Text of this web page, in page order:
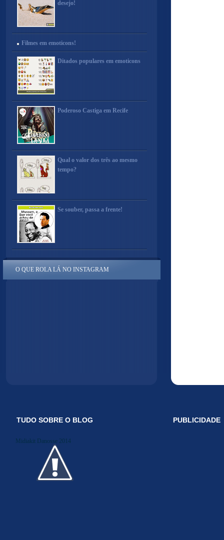
desejo!
Filmes em emoticons!
Ditados populares em emoticons
Poderoso Castiga em Recife
Qual o valor dos três ao mesmo
tempo?
Se souber, passa a frente!
O QUE ROLA LÁ NO INSTAGRAM
TUDO SOBRE O BLOG
Midiakit Danosse 2014
PUBLICIDADE